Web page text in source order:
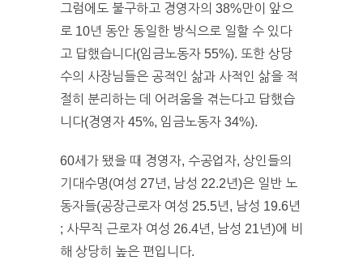
그럼에도 불구하고 경영자의 38%만이 앞으
로 10년 동안 동일한 방식으로 일할 수 있다
고 답했습니다(임금노동자 55%). 또한 상당
수의 사장님들은 공적인 삶과 사적인 삶을 적
절히 분리하는 데 어려움을 겪는다고 답했습
니다(경영자 45%, 임금노동자 34%).
60세가 됐을 때 경영자, 수공업자, 상인들의
기대수명(여성 27년, 남성 22.2년)은 일반 노
동자들(공장근로자 여성 25.5년, 남성 19.6년
; 사무직 근로자 여성 26.4년, 남성 21년)에 비
해 상당히 높은 편입니다.